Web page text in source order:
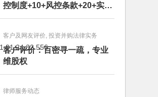
控制度+10+风控条款+20+实务
文章+每月动态
客户及网友评价, 投资并购法律实务
客户评价：百密寻一疏，专业
维股权
律师服务动态